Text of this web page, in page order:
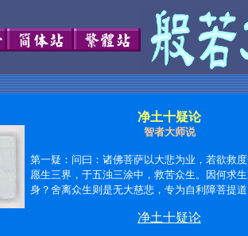
净土十疑论
智者大师说
第一疑：问曰：诸佛菩萨以大悲为业，若欲救
愿生三界，于五浊三涂中，救苦众生。因何求
身？舍离众生则是无大慈悲，专为自利障菩提道
净土十疑论